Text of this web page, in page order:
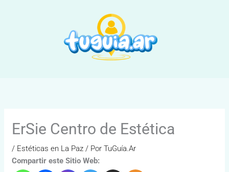
ErSie Centro de Estética
/ Estéticas en La Paz / PorTuGuía.Ar
Compartir este Sitio Web: